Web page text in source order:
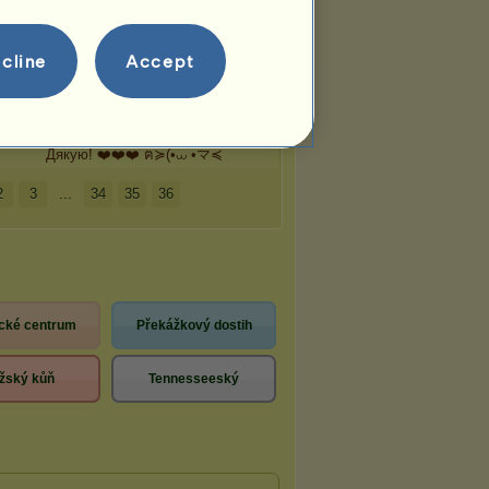
Дякую, Květa! ❤️❤️❤️ ᓚ₍^. .^₎
Дякую! ❤️❤️❤️ ❃ܓʕ´•ᴥ•`ʔ ⛧
Дякую! ❤️❤️❤️ ε(´｡•᎑•`)
Дякую! ❤️❤️❤️ ฅ≽(•⩊ •マ≼
3 ... 34 35 36
centrum Překážkový dostih
kůň Tennesseeský
Accept